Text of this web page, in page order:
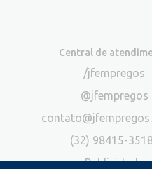
Central de
/jfempregos
@jfempregos
(32) 98415-
Publicidade